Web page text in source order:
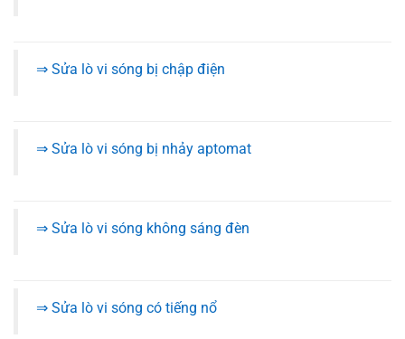
⇒ Sửa lò vi sóng bị chập điện
⇒ Sửa lò vi sóng bị nhảy aptomat
⇒ Sửa lò vi sóng không sáng đèn
⇒ Sửa lò vi sóng có tiếng nổ